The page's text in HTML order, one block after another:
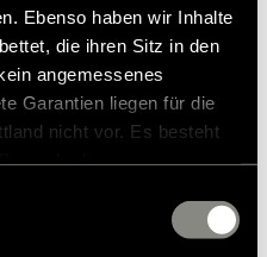
Ebenso haben wir Inhalte
die ihren Sitz in den
angemessenes
Garantien liegen für die
nicht vor. Es besteht
können Daten für
Größe M